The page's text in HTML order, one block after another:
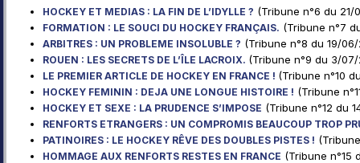
HOCKEY ET MEDIAS : LA FIN DE L’IDYLLE ? (Tribune n°6 du 21/
FORMATION : LE SOUCI DU HOCKEY FRANÇAIS. (Tribune n°7
ARBITRES : UN PROBLEME INSOLUBLE ? (Tribune n°8 du 19/
ROUEN : LES SECRETS DE L’ÎLE LACROIX. (Tribune n°9 du 3/
LE PREMIER ARTICLE DE HOCKEY EN FRANCE ! (Tribune n°10
HOCKEY FEMININ : DEJA UNE LONGUE HISTOIRE ! (Tribune
HOCKEY ET SEXE : LA PRUDENCE S’IMPOSE (Tribune n°12 du
RENFORTS ETRANGERS : UN COMPROMIS BEAUCOUP TROP
PATINOIRES : LE HOCKEY RÊVE DES DOUBLES PISTES !
HOMMAGE AUX RENFORTS RESTES EN FRANCE (Tribune n°15